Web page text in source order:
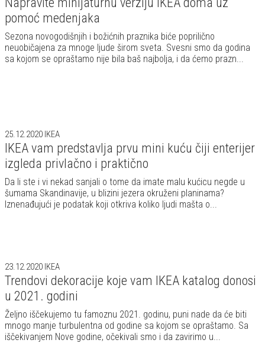
pomoć medenjaka
Sezona novogodišnjih i božićnih praznika biće poprilično
neuobičajena za mnoge ljude širom sveta. Svesni smo da godina
sa kojom se opraštamo nije bila baš najbolja, i da ćemo prazn...
25.12.2020 IKEA
IKEA vam predstavlja prvu mini kuću čiji enterijer
izgleda privlačno i praktično
Da li ste i vi nekad sanjali o tome da imate malu kućicu negde u
šumama Skandinavije, u blizini jezera okruženi planinama?
Iznenađujući je podatak koji otkriva koliko ljudi mašta o...
23.12.2020 IKEA
Trendovi dekoracije koje vam IKEA katalog donosi
u 2021. godini
Željno iščekujemo tu famoznu 2021. godinu, puni nade da će biti
mnogo manje turbulentna od godine sa kojom se opraštamo. Sa
iščekivanjem Nove godine, očekivali smo i da zavirimo u...